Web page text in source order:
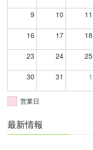
9 10 11
16 17 18
23 24 25
30 31 1
営業日
最新情報